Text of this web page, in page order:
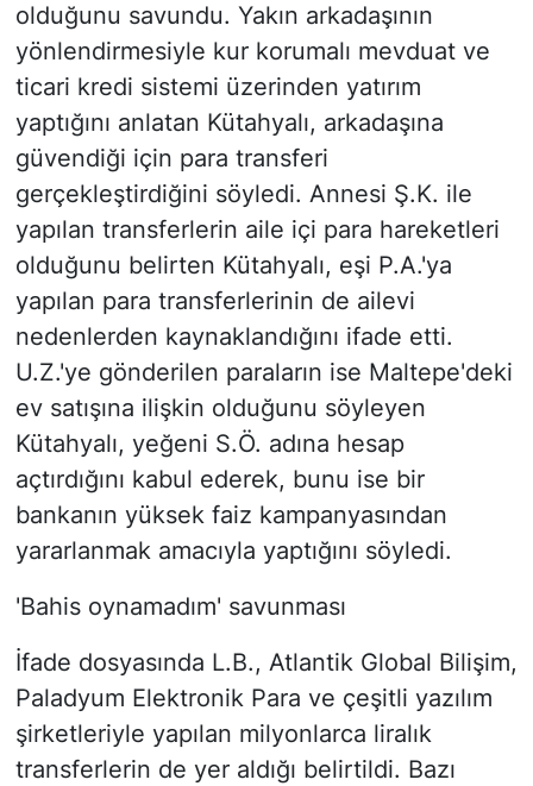
olduğunu savundu. Yakın arkadaşının
yönlendirmesiyle kur korumalı mevduat ve
ticari kredi sistemi üzerinden yatırım
yaptığını anlatan Kütahyalı, arkadaşına
güvendiği için para transferi
gerçekleştirdiğini söyledi. Annesi Ş.K. ile
yapılan transferlerin aile içi para hareketleri
olduğunu belirten Kütahyalı, eşi P.A.'ya
yapılan para transferlerinin de ailevi
nedenlerden kaynaklandığını ifade etti.
U.Z.'ye gönderilen paraların ise Maltepe'deki
ev satışına ilişkin olduğunu söyleyen
Kütahyalı, yeğeni S.Ö. adına hesap
açtırdığını kabul ederek, bunu ise bir
bankanın yüksek faiz kampanyasından
yararlanmak amacıyla yaptığını söyledi.
'Bahis oynamadım' savunması
İfade dosyasında L.B., Atlantik Global Bilişim,
Paladyum Elektronik Para ve çeşitli yazılım
şirketleriyle yapılan milyonlarca liralık
transferlerin de yer aldığı belirtildi. Bazı